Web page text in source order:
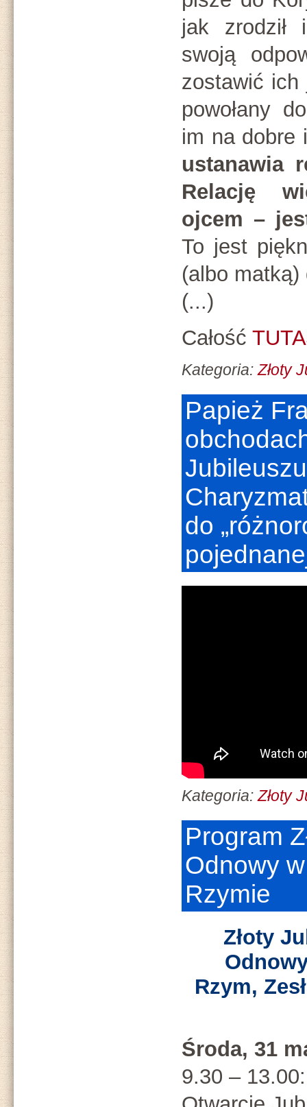
jak
swoją
zostawić
powołany
im na dobre
ustanawia
Relację
ojcem –
To jest
(albo matką)
(...)
Całość
Kategoria:Złoty
Papież
do
Kategoria:Złoty
Program
Odnowy
Rzymie
Złoty
Rzym,
Środa, 31
9.30 –